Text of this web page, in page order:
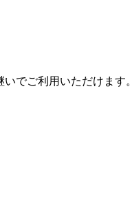
でご利用いただけます。